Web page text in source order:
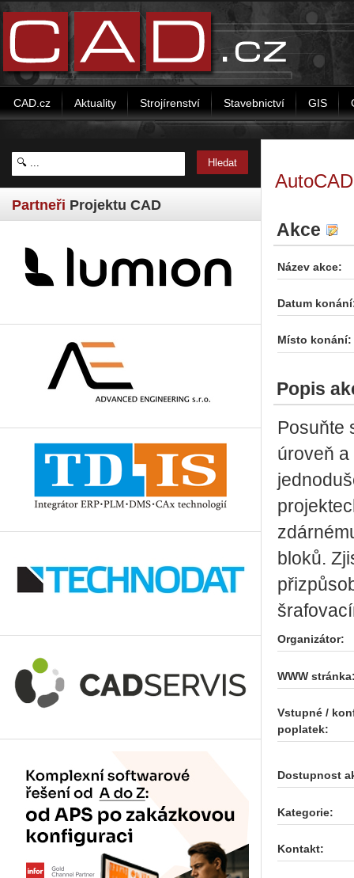
CAD.cz Aktuality Strojírenství Stavebnictví GIS
Partneři Projektu CAD
Akce
Název akce:
Datum
Místo konání:
Popis
Posuňte
úroveň
bloků.
Organizátor:
WWW
Vstupné /
poplatek:
Dostupnost
Kategorie:
Kontakt: